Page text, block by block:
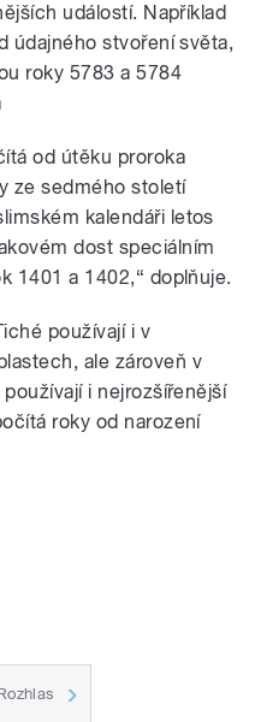
událostí. Například
údajného stvoření světa,
roky 5783 a 5784
od útěku proroka
ze sedmého století
kalendáři letos
dost speciálním
1401 a 1402,“ doplňuje.
používají i v
ale zároveň v
i nejrozšířenější
roky od narození